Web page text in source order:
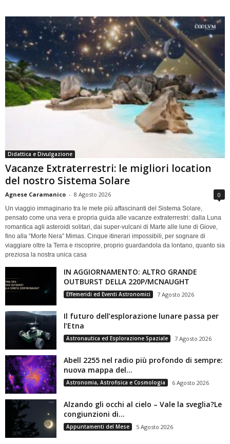
Didattica e Divulgazione
Vacanze Extraterrestri: le migliori location
del nostro Sistema Solare
Agnese Caramanico - 8 Agosto 2026 0
Un viaggio immaginario tra le mete più affascinanti del Sistema Solare,
pensato come una vera e propria guida alle vacanze extraterrestri: dalla Luna
romantica agli asteroidi solitari, dai super-vulcani di Marte alle lune di Giove,
fino alla “Morte Nera” Mimas. Cinque itinerari impossibili, per sognare di
viaggiare oltre la Terra e riscoprire, proprio guardandola da lontano, quanto sia
preziosa la nostra unica casa
IN AGGIORNAMENTO: ALTRO GRANDE
OUTBURST DELLA 220P/MCNAUGHT
Effemeridi ed Eventi Astronomici 7 Agosto 2026
Il futuro dell’esplorazione lunare passa per
l’Etna
Astronautica ed Esplorazione Spaziale 7 Agosto 2026
Abell 2255 nel radio più profondo di sempre:
nuova mappa del...
Astronomia, Astrofisica e Cosmologia 6 Agosto 2026
Alzando gli occhi al cielo – Vale la sveglia?Le
congiunzioni di...
Appuntamenti del Mese 5 Agosto 2026